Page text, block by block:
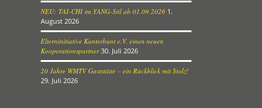
NEU: TAI-CHI im YANG-Stil ab 01.09.2026 1.
August 2026
Elterninitiative Kunterbunt e.V. einen neuen
Kooperationspartner 30. Juli 2026
20 Jahre WMTV Gaststätte – ein Rückblick mit Stolz!
29. Juli 2026